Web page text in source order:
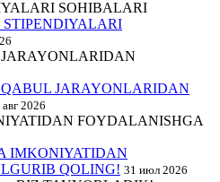
JARAYONLARIDAN
2026
IMKONIYATIDAN
QOLING! 31 июл 2026